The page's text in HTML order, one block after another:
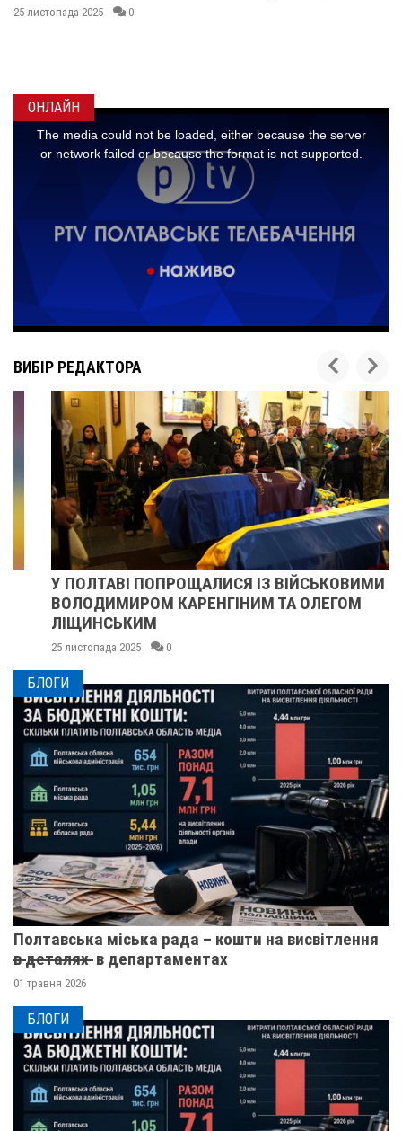
2025 0
ОНЛАЙН
ВИБІР РЕДАКТОРА
У ПОЛТАВІ ПОПРОЩАЛИСЯ ІЗ ВІЙСЬКОВИМИ
ВОЛОДИМИРОМ КАРЕНГІНИМ ТА ОЛЕГОМ
ЛІЩИНСЬКИМ
25 листопада 2025 0
БЛОГИ
Полтавська міська рада – кошти на висвітлення
в̶ ̶д̶е̶т̶а̶л̶я̶х̶ ̶ в департаментах
01 травня 2026
БЛОГИ